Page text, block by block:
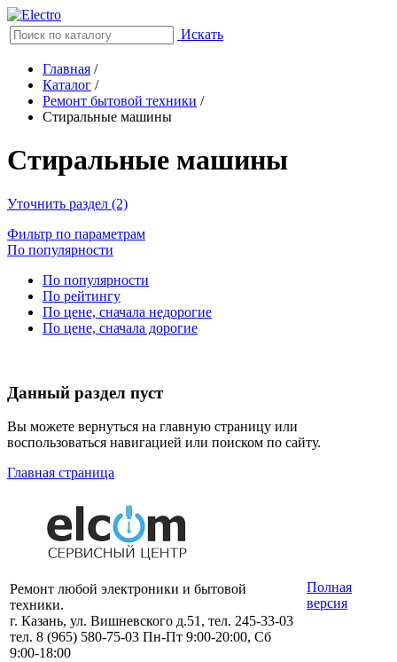
Искать
Главная /
Каталог /
Ремонт бытовой техники /
Стиральные машины
Стиральные машины
Уточнить раздел (2)
Фильтр по параметрам
По популярности
По популярности
По рейтингу
По цене, сначала недорогие
По цене, сначала дорогие
Данный раздел пуст
Вы можете вернуться на главную страницу или
воспользоваться навигацией или поиском по сайту.
Главная страница
Ремонт любой электроники и бытовой
техники.
г. Казань, ул. Вишневского д.51, тел. 245-33-03
тел. 8 (965) 580-75-03 Пн-Пт 9:00-20:00, Сб
9:00-18:00
Полная
версия